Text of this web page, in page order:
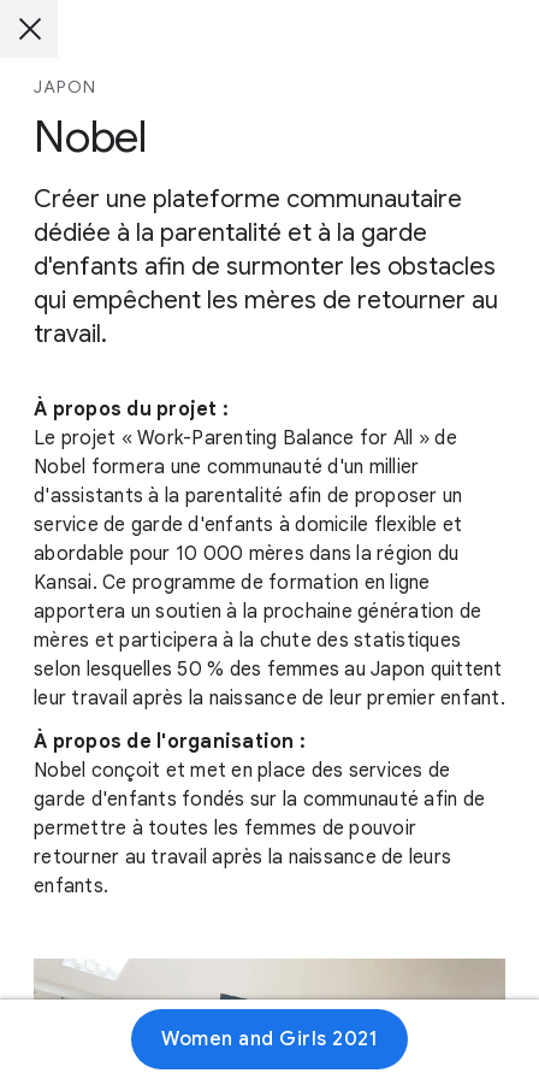
JAPON
Nobel
Créer une plateforme communautaire
dédiée à la parentalité et à la garde
d'enfants afin de surmonter les obstacles
qui empêchent les mères de retourner au
travail.
À propos du projet :
Le projet « Work-Parenting Balance for All » de
Nobel formera une communauté d'un millier
d'assistants à la parentalité afin de proposer un
service de garde d'enfants à domicile flexible et
abordable pour 10 000 mères dans la région du
Kansai. Ce programme de formation en ligne
apportera un soutien à la prochaine génération de
mères et participera à la chute des statistiques
selon lesquelles 50 % des femmes au Japon quittent
leur travail après la naissance de leur premier enfant.
À propos de l'organisation :
Nobel conçoit et met en place des services de
garde d'enfants fondés sur la communauté afin de
permettre à toutes les femmes de pouvoir
retourner au travail après la naissance de leurs
enfants.
Women and Girls 2021